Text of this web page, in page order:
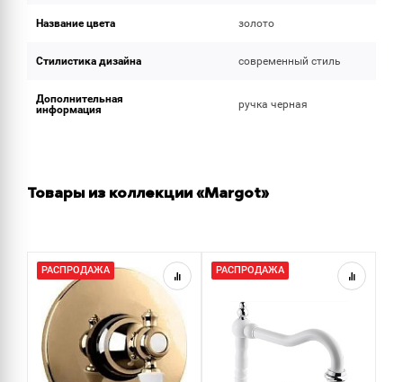
Название цвета золото
Стилистика дизайна современный стиль
Дополнительная
информация
ручка черная
Товары из коллекции «Margot»
РАСПРОДАЖА РАСПРОДАЖА